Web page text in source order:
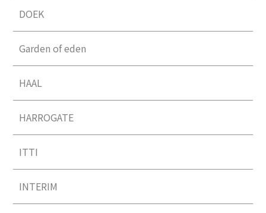
DOEK
Garden of eden
HAAL
HARROGATE
ITTI
INTERIM